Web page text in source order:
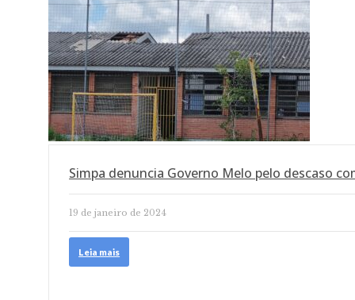
Simpa denuncia Governo Melo pelo descaso
19 de janeiro de 2024
Leia mais